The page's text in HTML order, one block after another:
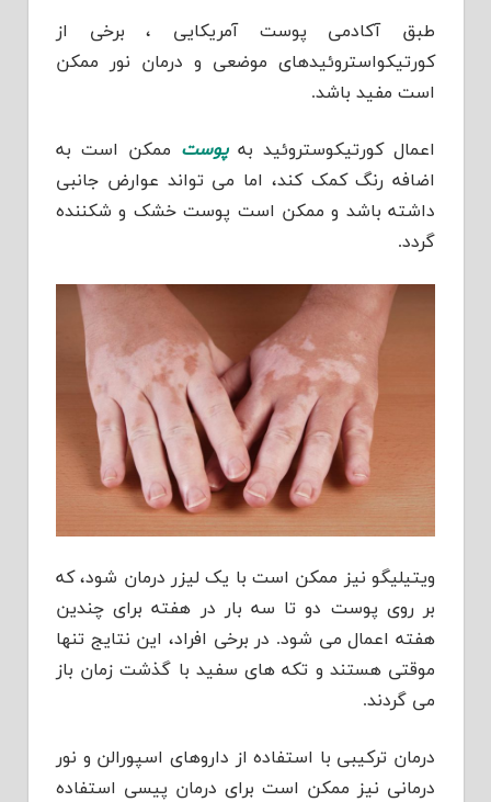
طبق آکادمی پوست آمریکایی ، برخی از
کورتیکواستروئیدهای موضعی و درمان نور ممکن
است مفید باشد.
اعمال کورتیکوستروئید بهپوست ممکن است به
اضافه رنگ کمک کند، اما می تواند عوارض جانبی
داشته باشد و ممکن است پوست خشک و شکننده
گردد.
ویتیلیگو نیز ممکن است با یک لیزر درمان شود، که
بر روی پوست دو تا سه بار در هفته برای چندین
هفته اعمال می شود. در برخی افراد، این نتایج تنها
موقتی هستند و تکه های سفید با گذشت زمان باز
می گردند.
درمان ترکیبی با استفاده از داروهای اسپورالن و نور
درمانی نیز ممکن است برای درمان پیسی استفاده